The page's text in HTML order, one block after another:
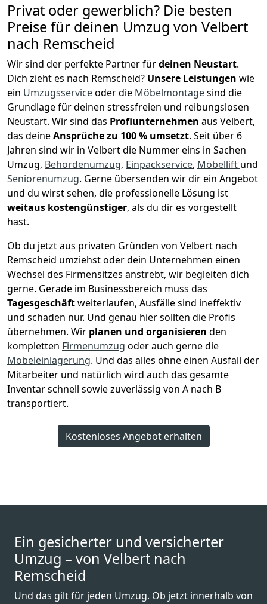
Privat oder gewerblich? Die besten
Preise für deinen Umzug von Velbert
nach Remscheid
Wir sind der perfekte Partner fürdeinen Neustart.
Dich zieht es nach Remscheid? Unsere Leistungen wie
ein Umzugsserviceoder die Möbelmontagesind die
Grundlage für deinen stressfreien und reibungslosen
Neustart. Wir sind das Profiunternehmen aus Velbert,
das deineAnsprüche zu 100 % umsetzt. Seit über 6
Jahren sind wir in Velbert die Nummer eins in Sachen
Umzug, Behördenumzug, Einpackservice, Möbellift und
Seniorenumzug. Gerne übersenden wir dir ein Angebot
und du wirst sehen, die professionelle Lösung ist
weitaus kostengünstiger, als du dir es vorgestellt
hast.
Ob du jetzt aus privaten Gründen von Velbert nach
Remscheid umziehst oder dein Unternehmen einen
Wechsel des Firmensitzes anstrebt, wir begleiten dich
gerne. Gerade im Businessbereich muss das
Tagesgeschäftweiterlaufen, Ausfälle sind ineffektiv
und schaden nur. Und genau hier sollten die Profis
übernehmen. Wir planen und organisieren den
kompletten Firmenumzug oder auch gerne die
Möbeleinlagerung. Und das alles ohne einen Ausfall der
Mitarbeiter und natürlich wird auch das gesamte
Inventar schnell sowie zuverlässig von A nach B
transportiert.
Kostenloses Angebot erhalten
Ein gesicherter und versicherter
Umzug – von Velbert nach
Remscheid
Und das gilt für jeden Umzug. Ob jetzt innerhalb von